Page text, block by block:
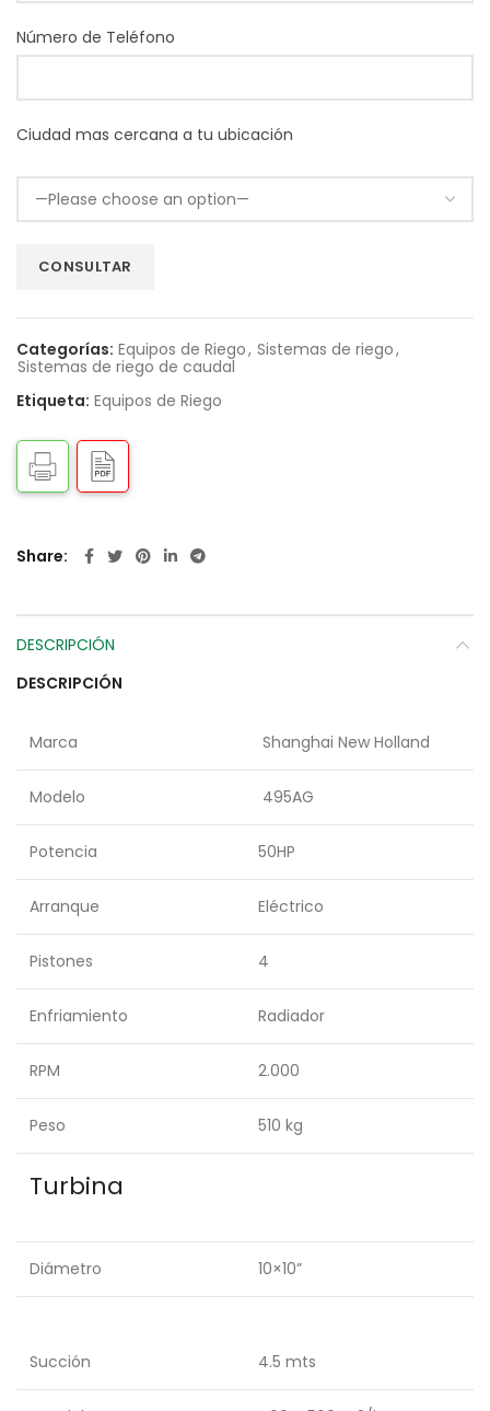
Número de Teléfono
Ciudad mas cercana a tu ubicación
Categorías: Equipos de Riego, Sistemas de riego,
Sistemas de riego de caudal
Etiqueta: Equipos de Riego
Share
DESCRIPCIÓN
DESCRIPCIÓN
Marca Shanghai New Holland
Modelo 495AG
Potencia 50HP
Arranque Eléctrico
Pistones 4
Enfriamiento Radiador
RPM 2.000
Peso 510 kg
Turbina
Diámetro 10×10”
Succión 4.5 mts